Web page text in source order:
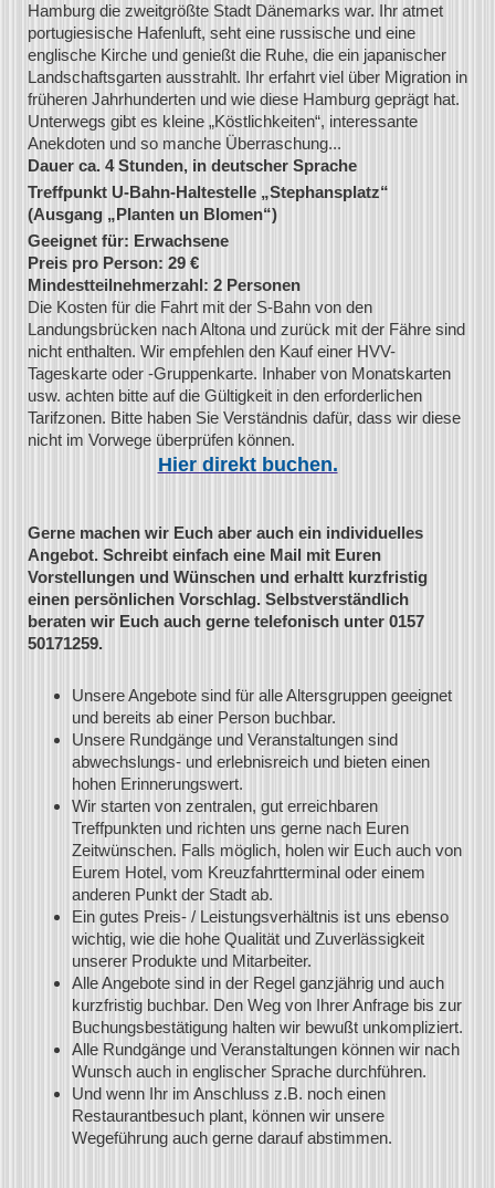
Hamburg die zweitgrößte Stadt Dänemarks war. Ihr atmet
portugiesische Hafenluft, seht eine russische und eine
englische Kirche und genießt die Ruhe, die ein japanischer
Landschaftsgarten ausstrahlt. Ihr erfahrt viel über Migration in
früheren Jahrhunderten und wie diese Hamburg geprägt hat.
Unterwegs gibt es kleine „Köstlichkeiten“, interessante
Anekdoten und so manche Überraschung...
Dauer ca. 4 Stunden, in deutscher Sprache
Treffpunkt U-Bahn-Haltestelle „Stephansplatz“
(Ausgang „Planten un Blomen“)
Geeignet für: Erwachsene
Preis pro Person: 29 €
Mindestteilnehmerzahl: 2 Personen
Die Kosten für die Fahrt mit der S-Bahn von den
Landungsbrücken nach Altona und zurück mit der Fähre sind
nicht enthalten. Wir empfehlen den Kauf einer HVV-
Tageskarte oder -Gruppenkarte. Inhaber von Monatskarten
usw. achten bitte auf die Gültigkeit in den erforderlichen
Tarifzonen. Bitte haben Sie Verständnis dafür, dass wir diese
nicht im Vorwege überprüfen können.
Hier direkt buchen.
Gerne machen wir Euch aber auch ein individuelles
Angebot. Schreibt einfach eine Mail mit Euren
Vorstellungen und Wünschen und erhaltt kurzfristig
einen persönlichen Vorschlag. Selbstverständlich
beraten wir Euch auch gerne telefonisch unter 0157
50171259.
Unsere Angebote sind für alle Altersgruppen geeignet
und bereits ab einer Person buchbar.
Unsere Rundgänge und Veranstaltungen sind
abwechslungs- und erlebnisreich und bieten einen
hohen Erinnerungswert.
Wir starten von zentralen, gut erreichbaren
Treffpunkten und richten uns gerne nach Euren
Zeitwünschen. Falls möglich, holen wir Euch auch von
Eurem Hotel, vom Kreuzfahrtterminal oder einem
anderen Punkt der Stadt ab.
Ein gutes Preis- / Leistungsverhältnis ist uns ebenso
wichtig, wie die hohe Qualität und Zuverlässigkeit
unserer Produkte und Mitarbeiter.
Alle Angebote sind in der Regel ganzjährig und auch
kurzfristig buchbar. Den Weg von Ihrer Anfrage bis zur
Buchungsbestätigung halten wir bewußt unkompliziert.
Alle Rundgänge und Veranstaltungen können wir nach
Wunsch auch in englischer Sprache durchführen.
Und wenn Ihr im Anschluss z.B. noch einen
Restaurantbesuch plant, können wir unsere
Wegeführung auch gerne darauf abstimmen.